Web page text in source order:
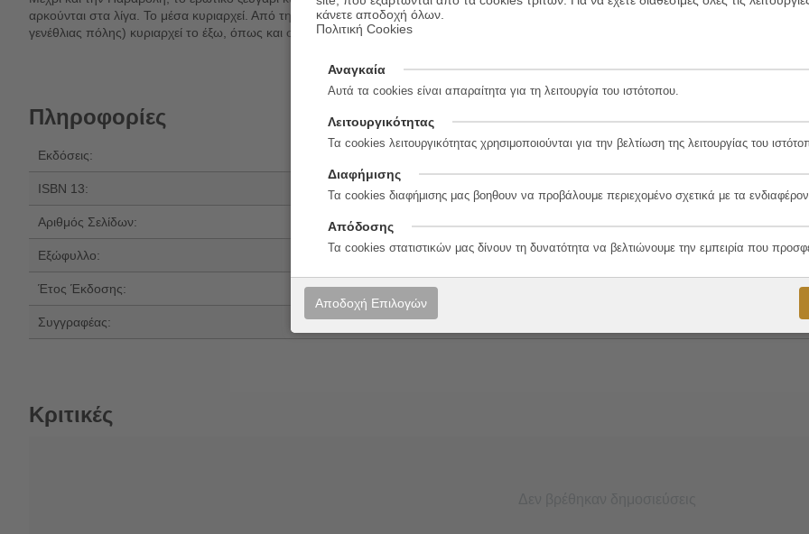
αρκούνται στα λίγα. Το μέσα κυριαρχεί. Από την Παραβολή αρχίζει να προβάλλει και το έξω. Οι άλλοι, ο κόσμος, οι αντιθέσεις. Στο
γενέθλιας πόλης) κυριαρχεί το έξω, όπως και στις δύο επόμενες συλλογές και στα Έξι μετέωρα ποιήματα (2023), που περιλαμβάνονται
Πληροφορίες
Εκδόσεις:
ISBN 13: 978-618-5448-19-6
Αριθμός Σελίδων:
Εξώφυλλο: Μαλακό εξώφυλλο
Έτος Έκδοσης: 2024
Συγγραφέας: Γιώργος Καλοζώης
Κριτικές
κάνετε αποδοχή όλων.
Πολιτική Cookies
Αναγκαία
Αυτά τα cookies είναι απαραίτητα για τη λειτουργία του ιστότοπου.
Λειτουργικότητας
Τα cookies λειτουργικότητας χρησιμοποιούνται για την βελτίωση της λειτουργίας του
Διαφήμισης
Τα cookies διαφήμισης μας βοηθουν να προβάλουμε περιεχομένο σχετικά με τα
Απόδοσης
Τα cookies στατιστικών μας δίνουν τη δυνατότητα να βελτιώνουμε την εμπειρία που
Αποδοχή Επιλογών